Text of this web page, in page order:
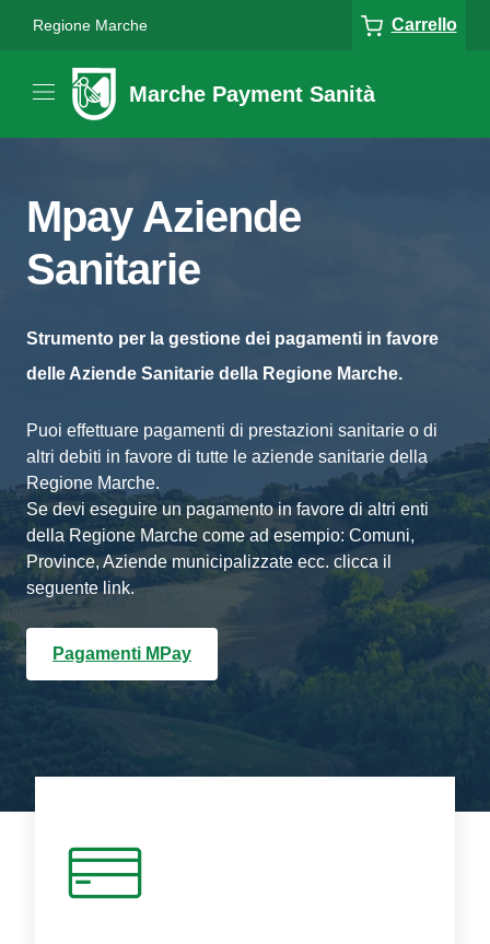
Regione Marche Carrello
Marche Payment Sanità
Mpay Aziende
Sanitarie
Strumento per la gestione dei pagamenti in favore
delle Aziende Sanitarie della Regione Marche.
Puoi effettuare pagamenti di prestazioni sanitarie o di
altri debiti in favore di tutte le aziende sanitarie della
Regione Marche.
Se devi eseguire un pagamento in favore di altri enti
della Regione Marche come ad esempio: Comuni,
Province, Aziende municipalizzate ecc. clicca il
seguente link.
Pagamenti MPay